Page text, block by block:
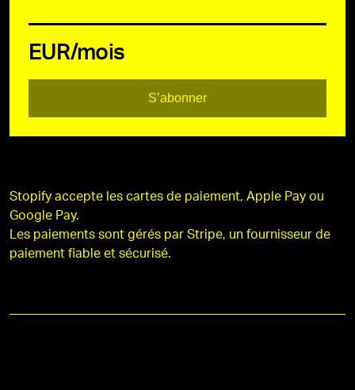
EUR/mois
S’abonner
Stopify accepte les cartes de paiement, Apple Pay ou
Google Pay.
Les paiements sont gérés par Stripe, un fournisseur de
paiement fiable et sécurisé.